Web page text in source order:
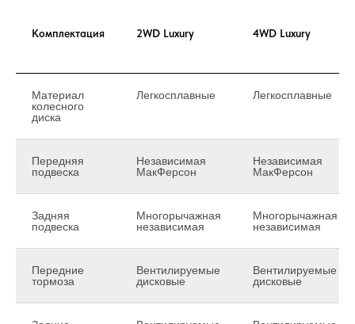
Комплектация 2WD Luxury 4WD Luxury
Материал
колесного
диска
Легкосплавные Легкосплавные
Передняя
подвеска
Независимая
МакФерсон
Независимая
МакФерсон
Задняя
подвеска
Многорычажная
независимая
Многорычажная
независимая
Передние
тормоза
Вентилируемые
дисковые
Вентилируемые
дисковые